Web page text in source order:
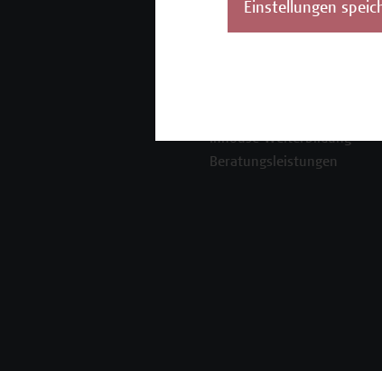
Inhouse-Weiterbildung
Beratungsleistungen
Einstellungen